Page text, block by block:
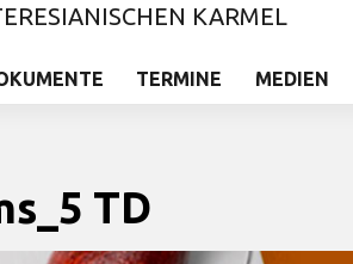
KARMEL
TERMINE MEDIEN
TD